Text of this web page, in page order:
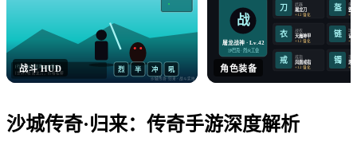
烈 半 冲 吼
[行会] 沙巴克晚 8 点集合！
[世界] 收 屠龙刀，价格私聊
沙城传奇·归来· 战斗实拍
战斗 HUD
战
屠龙战神 · Lv.42
沙巴克 · 烈火工会
刀 武器
屠龙刀
+12 强化
盔 头盔
霸
+12
衣 战衣
天魔神甲
+12 强化
链 项链
记
+12
戒 戒指
凤凰戒指
+12 强化
镯 手镯
思
+12
角色装备
沙城传奇·归来： 传奇手游深度解析